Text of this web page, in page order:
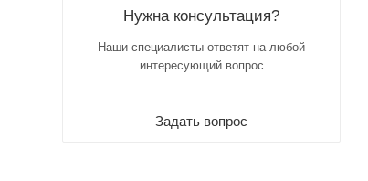
Нужна консультация?
Наши специалисты ответят на любой
интересующий вопрос
Задать вопрос